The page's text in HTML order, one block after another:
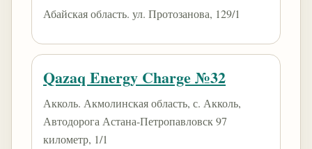
Абайская область. ул. Протозанова, 129/1
Qazaq Energy Charge №32
Акколь. Акмолинская область, с. Акколь,
Автодорога Астана-Петропавловск 97
километр, 1/1